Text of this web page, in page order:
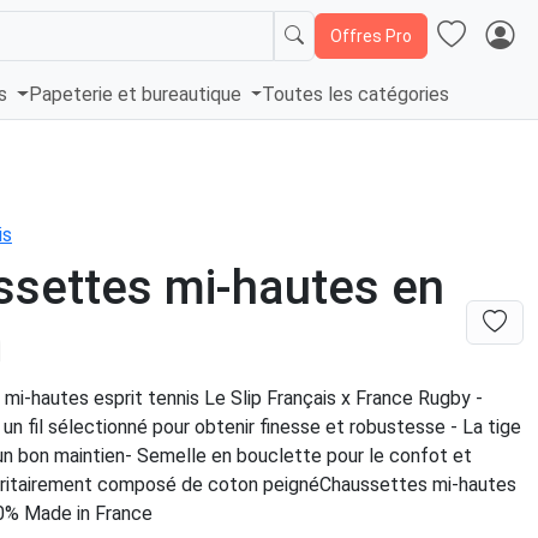
Offres Pro
Papeterie et bureautique Toutes les catégories
mi-hautes en
hautes esprit tennis Le Slip Français x France Rugby -
un fil sélectionné pour obtenir finesse et robustesse - La tige
bon maintien- Semelle en bouclette pour le confot et
composé de coton peignéChaussettes mi-hautes
Made in France